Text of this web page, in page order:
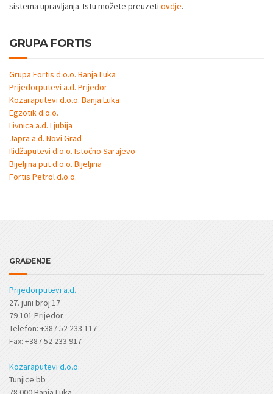
sistema upravljanja. Istu možete preuzeti ovdje.
GRUPA FORTIS
Grupa Fortis d.o.o. Banja Luka
Prijedorputevi a.d. Prijedor
Kozaraputevi d.o.o. Banja Luka
Egzotik d.o.o.
Livnica a.d. Ljubija
Japra a.d. Novi Grad
Ilidžaputevi d.o.o. Istočno Sarajevo
Bijeljina put d.o.o. Bijeljina
Fortis Petrol d.o.o.
GRAĐENJE
Prijedorputevi a.d.
27. juni broj 17
79 101 Prijedor
Telefon: +387 52 233 117
Fax: +387 52 233 917
Kozaraputevi d.o.o.
Tunjice bb